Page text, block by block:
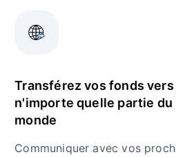
Transférez vos fonds vers
n'importe quelle partie du
monde
Communiquer avec vos